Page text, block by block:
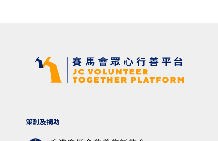
策劃及捐助